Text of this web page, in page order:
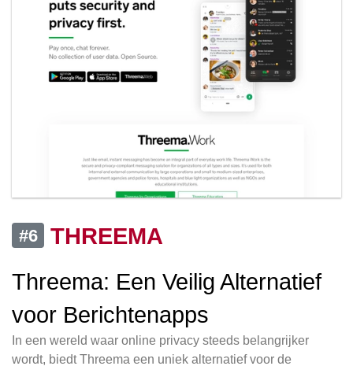
#6
THREEMA
Threema: Een Veilig Alternatief
voor Berichtenapps
In een wereld waar online privacy steeds belangrijker
wordt, biedt Threema een uniek alternatief voor de